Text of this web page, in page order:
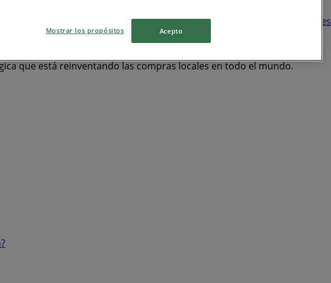
Computación y Electrónica celulares iPhone televisores
que está reinventando las compras locales en todo el mundo.
Mostrar los propósitos Acepto